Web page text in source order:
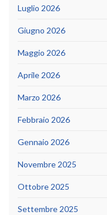
Luglio 2026
Giugno 2026
Maggio 2026
Aprile 2026
Marzo 2026
Febbraio 2026
Gennaio 2026
Novembre 2025
Ottobre 2025
Settembre 2025